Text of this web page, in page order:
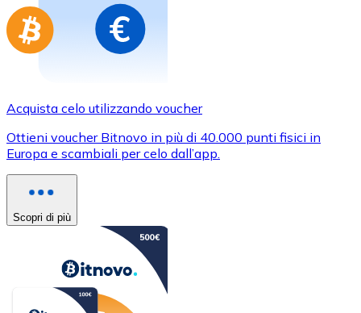
Acquista celo utilizzando voucher
Ottieni voucher Bitnovo in più di 40.000 punti fisici in
Europa e scambiali per celo dall’app.
Scopri di più